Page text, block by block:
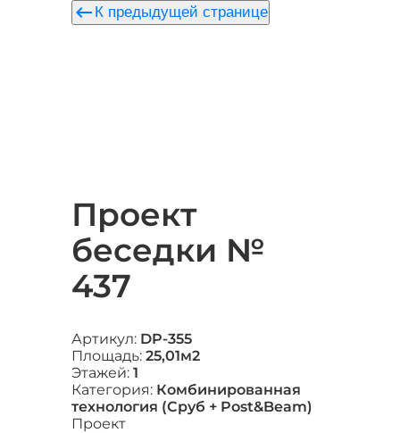
keyboard_backspace К предыдущей странице
Проект
беседки №
437
Артикул: DP-355
Площадь: 25,01м2
Этажей: 1
Категория: Комбинированная
технология (Сруб + Post&Beam)
Проект